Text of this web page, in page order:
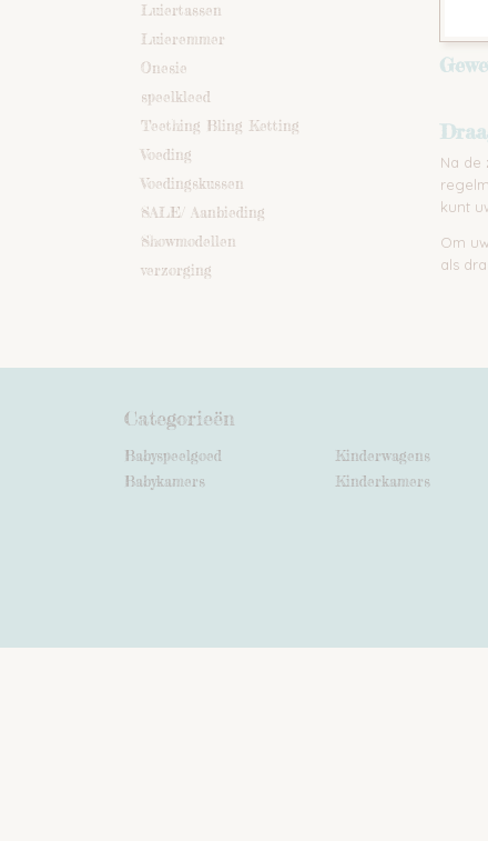
Luiertassen
Luieremmer
Onesie
speelkleed
Teething Bling Ketting
Voeding
Voedingskussen
SALE/ Aanbieding
Showmodellen
verzorging
Na de
kunt
Om
als
Categorieën
Babyspeelgoed
Babykamers
Kinderwagens
Kinderkamers